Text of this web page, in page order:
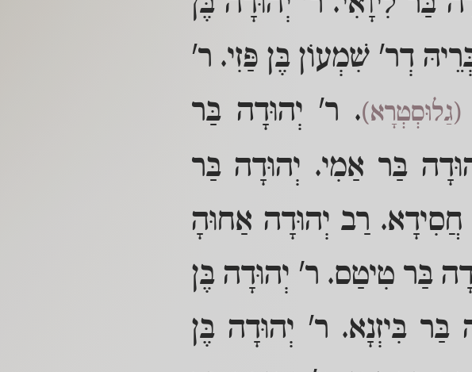
דְר' שִׁמְעוֹן בֶּן פַּזִי. ר'
(גַלוּסְטְרָא). ר' יְהוּדָה בַּר
בַּר אַמִי. יְהוּדָה בַּר
רַב יְהוּדָה אַחוּהָ
בַּר טִיטַס. ר' יְהוּדָה בֶּן
בַּר בִּיזְנָא. ר' יְהוּדָה בֶּן